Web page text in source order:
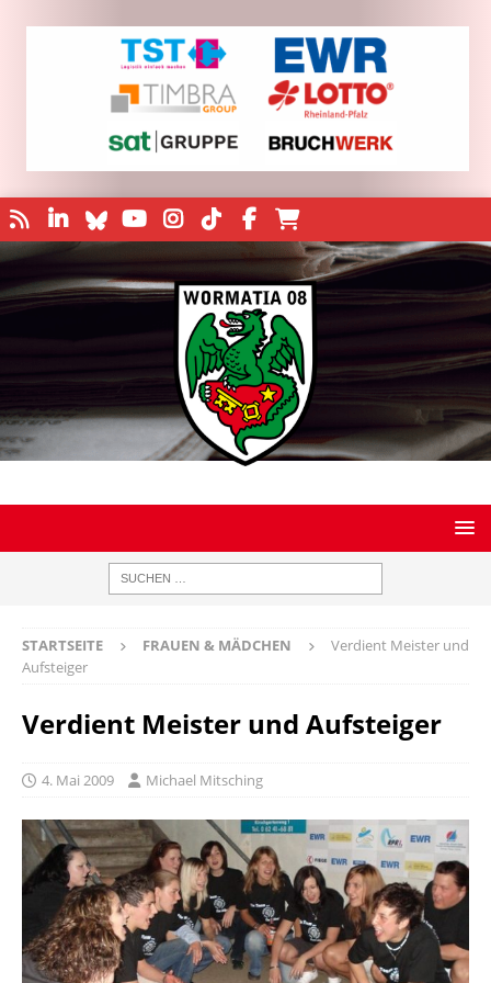
STARTSEITE FRAUEN & MÄDCHEN
Verdient Meister und
Aufsteiger
Verdient Meister und Aufsteiger
4. Mai 2009 Michael Mitsching